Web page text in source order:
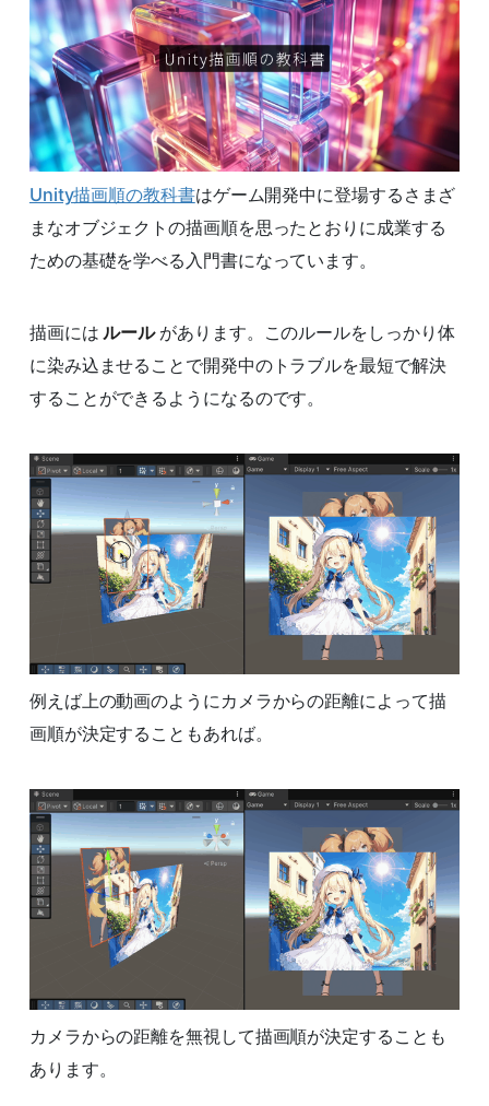
Unity描画順の教科書はゲーム開発中に登場するさまざ
まなオブジェクトの描画順を思ったとおりに成業する
ための基礎を学べる入門書になっています。
描画には ルールがあります。このルールをしっかり体
に染み込ませることで開発中のトラブルを最短で解決
することができるようになるのです。
例えば上の動画のようにカメラからの距離によって描
画順が決定することもあれば。
カメラからの距離を無視して描画順が決定することも
あります。